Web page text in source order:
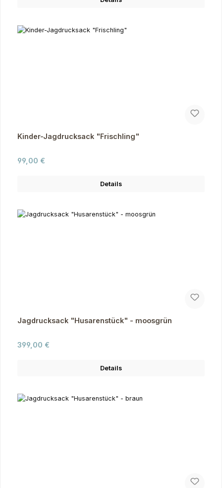
Kinder-Jagdrucksack "Frischling"
Regulärer Preis:
99,00 €
Details
Jagdrucksack "Husarenstück" - moosgrün
Regulärer Preis:
399,00 €
Details